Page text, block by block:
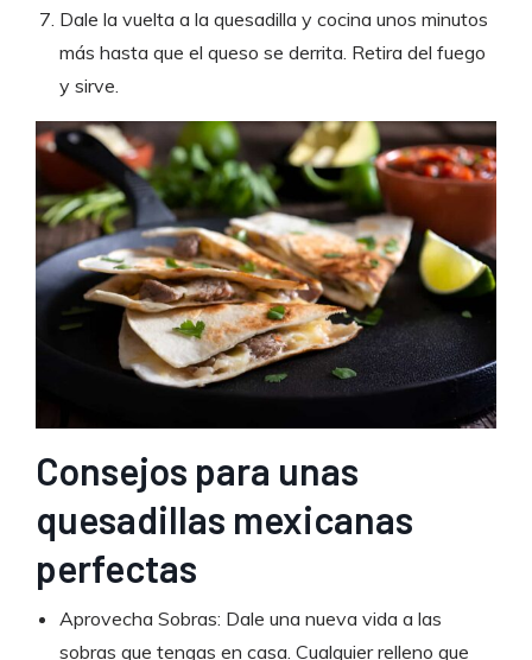
Dale la vuelta a la quesadilla y cocina unos minutos
más hasta que el queso se derrita. Retira del fuego
y sirve.
Consejos para unas
quesadillas mexicanas
perfectas
Aprovecha Sobras: Dale una nueva vida a las
sobras que tengas en casa. Cualquier relleno que